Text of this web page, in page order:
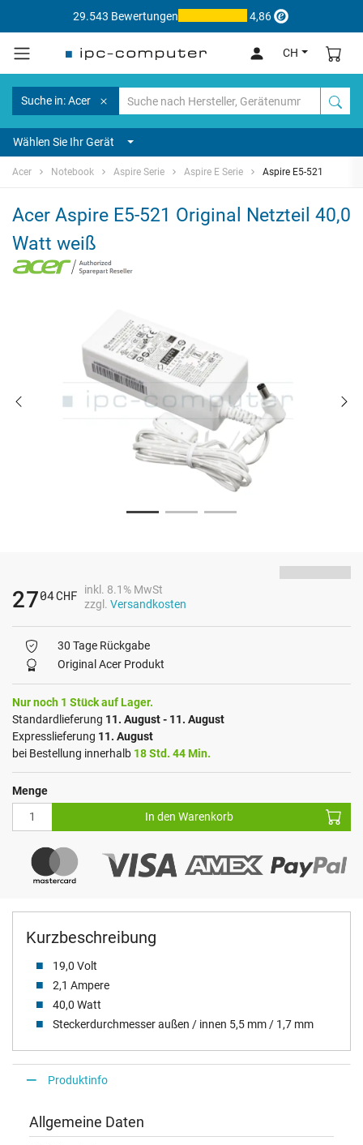
29.543 Bewertungen 4,86
CH
Suche in: Acer
Wählen Sie Ihr Gerät
Acer Notebook Aspire Serie Aspire E Serie Aspire E5-521
Acer Aspire E5-521 Original Netzteil 40,0
Watt weiß
Kurzbeschreibung
19,0 Volt
2,1 Ampere
40,0 Watt
Steckerdurchmesser außen / innen 5,5 mm / 1,7 mm
2704CHF
inkl. 8.1% MwSt
zzgl. Versandkosten
30 Tage Rückgabe
Original Acer Produkt
Nur noch 1 Stück auf Lager.
Standardlieferung 11. August - 11. August
Expresslieferung 11. August
bei Bestellung innerhalb 18 Std. 44 Min.
Menge
In den Warenkorb
Produktinfo
Allgemeine Daten